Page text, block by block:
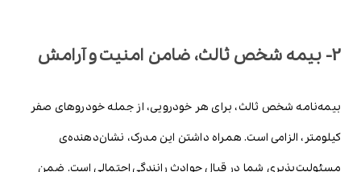
2- بیمه شخص ثالث، ضامن امنیت و آرامش
بیمه‌نامه شخص ثالث، برای هر خودرویی، از جمله خودروهای صفر
کیلومتر، الزامی است. همراه داشتن این مدرک، نشان‌دهنده‌ی
مسئولیت‌پذیری شما در قبال حوادث رانندگی احتمالی است. ضمن